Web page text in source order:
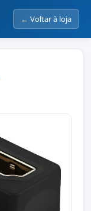
← Voltar à loja